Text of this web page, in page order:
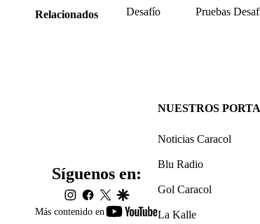
Relacionados Desafío Pruebas
Más contenido en
youtube-
Síguenos en:
instagram
facebook
twittergoogle
NUESTROS
Noticias Caracol
Blu Radio
Gol Caracol
La Kalle